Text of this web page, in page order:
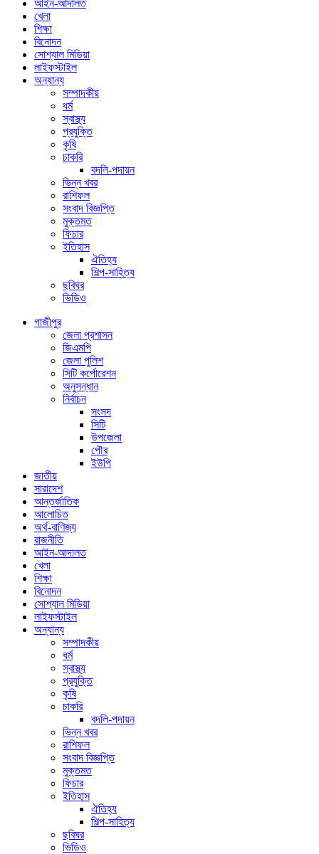
আইন-আদালত
খেলা
শিক্ষা
বিনোদন
সোশ্যাল মিডিয়া
লাইফস্টাইল
অন্যান্য
সম্পাদকীয়
ধর্ম
স্বাস্থ্য
প্রযুক্তি
কৃষি
চাকরি
বদলি-পদায়ন
ভিন্ন খবর
রাশিফল
সংবাদ বিজ্ঞপ্তি
মুক্তমত
ফিচার
ইতিহাস
ঐতিহ্য
শিল্প-সাহিত্য
ছবিঘর
ভিডিও
গাজীপুর
জেলা প্রশাসন
জিএমপি
জেলা পুলিশ
সিটি কর্পোরেশন
অনুসন্ধান
নির্বাচন
সংসদ
সিটি
উপজেলা
পৌর
ইউপি
জাতীয়
সারাদেশ
আন্তর্জাতিক
আলোচিত
অর্থ-বাণিজ্য
রাজনীতি
আইন-আদালত
খেলা
শিক্ষা
বিনোদন
সোশ্যাল মিডিয়া
লাইফস্টাইল
অন্যান্য
সম্পাদকীয়
ধর্ম
স্বাস্থ্য
প্রযুক্তি
কৃষি
চাকরি
বদলি-পদায়ন
ভিন্ন খবর
রাশিফল
সংবাদ বিজ্ঞপ্তি
মুক্তমত
ফিচার
ইতিহাস
ঐতিহ্য
শিল্প-সাহিত্য
ছবিঘর
ভিডিও